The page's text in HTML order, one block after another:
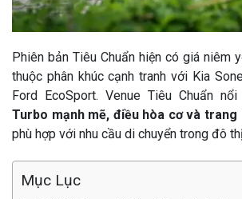
Phiên bản Tiêu Chuẩn hiện có giá niêm
thuộc phân khúc cạnh tranh với Kia
Ford EcoSport. Venue Tiêu Chuẩn
Turbo mạnh mẽ, điều hòa cơ và trang
phù hợp với nhu cầu di chuyển trong đô
Mục Lục